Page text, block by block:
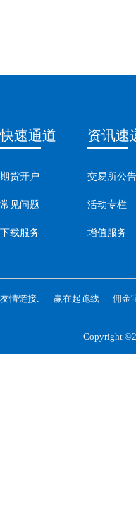
快速通道
期货开户
常见问题
下载服务
资讯速
交易所公告
活动专栏
增值服务
友情链接: 赢在起跑线 佣金
Copyright